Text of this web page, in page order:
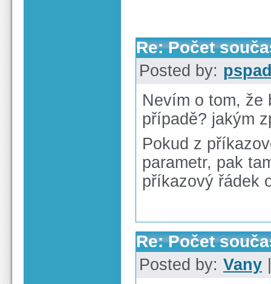
Re: Počet
Posted by:
Nevím o tom, že
případě? jakým
Pokud z
parametr, pak
příkazový řádek
Re: Počet
Posted by: Vany